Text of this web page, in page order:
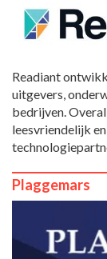
Readiant
uitgevers,
bedrijven.
leesvriendelijk
Plaggemars